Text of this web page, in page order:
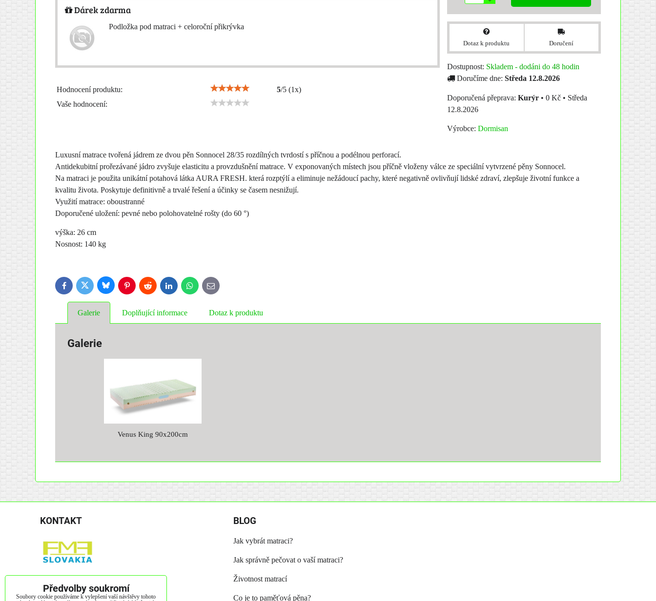
Dárek zdarma
Podložka pod matraci + celoroční přikrývka
Hodnocení produktu: 5/5 (1x)
Vaše hodnocení:
Dotaz k produktu Doručení
Dostupnost: Skladem - dodáni do 48 hodin
Doručíme dne: Středa 12.8.2026
Kurýr • 0 Kč • Středa
12.8.2026
Výrobce: Dormisan
Luxusní matrace tvořená jádrem ze dvou pěn Sonnocel 28/35 rozdílných tvrdostí s příčnou a podélnou perforací.
Antidekubitní prořezávané jádro zvyšuje elasticitu a provzdušnění matrace. V exponovaných místech jsou příčně vloženy válce ze speciální vytvrzené pěny Sonnocel.
Na matraci je použita unikátní potahová látka AURA FRESH. která rozptýlí a eliminuje nežádoucí pachy, které negativně ovlivňují lidské zdraví, zlepšuje životní funkce a
kvalitu života. Poskytuje definitivně a trvalé řešení a účinky se časem nesnižují.
Využití matrace: oboustranné
Doporučené uložení: pevné nebo polohovatelné rošty (do 60 °)
výška: 26 cm
Nosnost: 140 kg
FacebookTwitter BlueskyPinterestReddit LinkedInWhatsApp
E-
mail
Galerie Doplňující informace Dotaz k produktu
Galerie
Venus King 90x200cm
KONTAKT
Kendice 423
082 01 Kendice
BLOG
Jak vybrát matraci?
Jak správně pečovat o vaší matraci?
Životnost matrací
Co je to paměťová pěna?
Předvolby soukromí
Soubory cookie používáme k vylepšení vaší návštěvy tohoto